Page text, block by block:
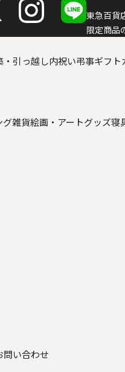
東急百貨
限定商品
・引っ越し内祝い弔事ギフト
グ雑貨絵画・アートグッズ寝
問い合わせ